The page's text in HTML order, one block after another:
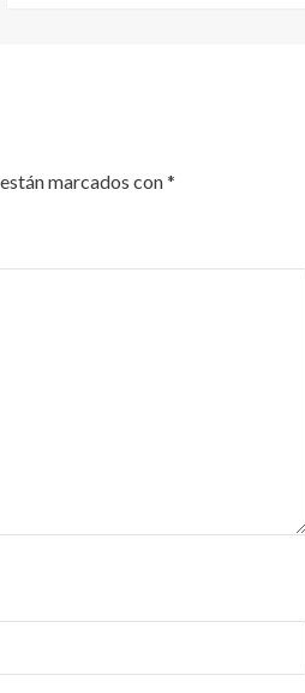
marcados con*